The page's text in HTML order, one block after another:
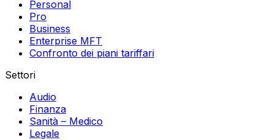
Personal
Pro
Business
Enterprise MFT
Confronto dei piani tariffari
Settori
Audio
Finanza
Sanità – Medico
Legale